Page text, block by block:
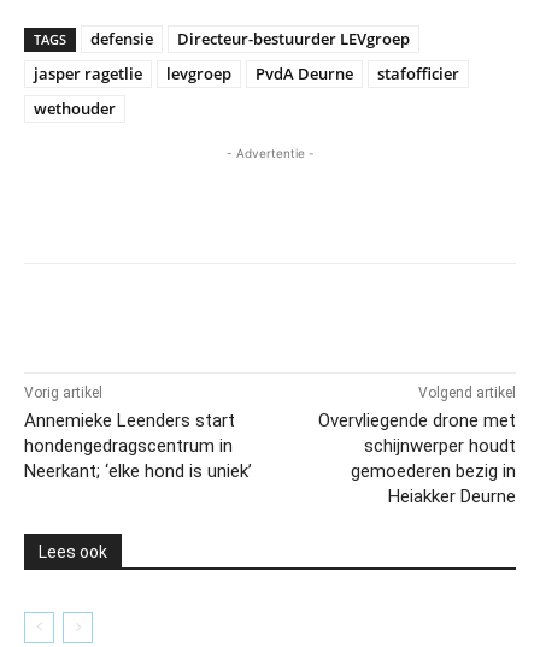
TAGS defensie
Directeur-bestuurder LEVgroep
jasper ragetlie
levgroep PvdA Deurne
stafofficier
wethouder
- Advertentie -
Vorig artikel
Annemieke Leenders start
hondengedragscentrum in
Neerkant; ‘elke hond is uniek’
Volgend artikel
Overvliegende drone met
schijnwerper houdt
gemoederen bezig in
Heiakker Deurne
Lees ook